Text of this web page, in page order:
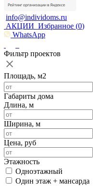
info@individoms.ru
АКЦИИ Избранное (0)
WhatsApp
Фильтр проектов
Площадь, м2
Габариты дома
Длина, м
Ширина, м
Цена, руб
Этажность
Одноэтажный
Один этаж + мансарда